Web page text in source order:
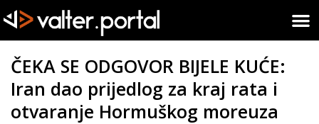
ČEKA SE ODGOVOR BIJELE KUĆE:
Iran dao prijedlog za kraj rata i
otvaranje Hormuškog moreuza